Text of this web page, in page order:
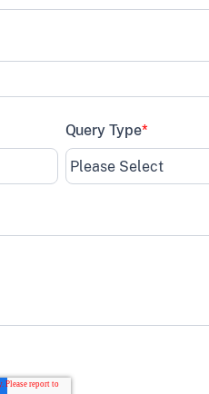
Query Type*